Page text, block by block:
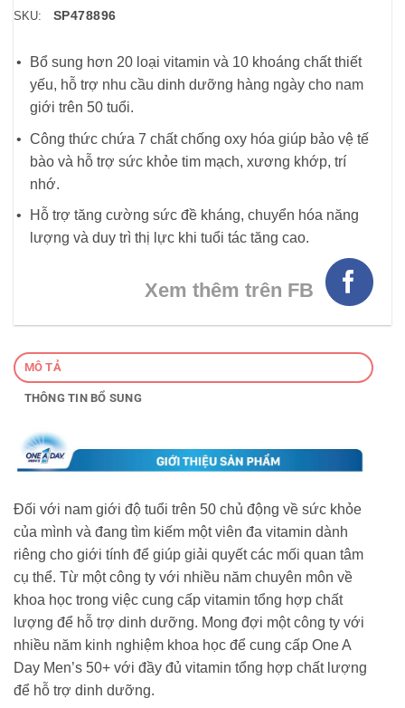
SKU: SP478896
Bổ sung hơn 20 loại vitamin và 10 khoáng chất thiết
yếu, hỗ trợ nhu cầu dinh dưỡng hàng ngày cho nam
giới trên 50 tuổi.
Công thức chứa 7 chất chống oxy hóa giúp bảo vệ tế
bào và hỗ trợ sức khỏe tim mạch, xương khớp, trí
nhớ.
Hỗ trợ tăng cường sức đề kháng, chuyển hóa năng
lượng và duy trì thị lực khi tuổi tác tăng cao.
Xem thêm trên FB
MÔ TẢ
THÔNG TIN BỔ SUNG
Đối với nam giới độ tuổi trên 50 chủ động về sức khỏe
của mình và đang tìm kiếm một viên đa vitamin dành
riêng cho giới tính để giúp giải quyết các mối quan tâm
cụ thể. Từ một công ty với nhiều năm chuyên môn về
khoa học trong việc cung cấp vitamin tổng hợp chất
lượng để hỗ trợ dinh dưỡng. Mong đợi một công ty với
nhiều năm kinh nghiệm khoa học để cung cấp One A
Day Men’s 50+ với đầy đủ vitamin tổng hợp chất lượng
để hỗ trợ dinh dưỡng.